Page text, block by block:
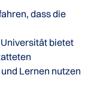
dass die
bietet
Lernen nutzen